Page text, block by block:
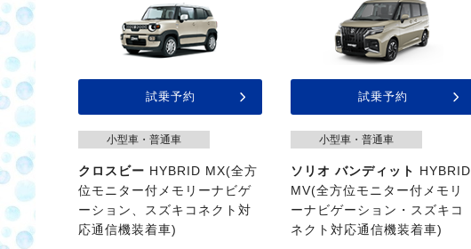
試乗予約
小型車・普通車
クロスビー HYBRID MX(全方
位モニター付メモリーナビゲ
ーション、スズキコネクト対
応通信機装着車)
試乗予約
小型車・普通車
ソリオ バンディット HYBRID
MV(全方位モニター付メモリ
ーナビゲーション・スズキコ
ネクト対応通信機装着車)